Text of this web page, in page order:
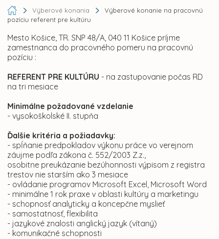
Výberové konania
Výberové konanie na pracovnú
pozíciu referent pre kultúru
Mesto Košice, TR. SNP 48/A, 040 11 Košice príjme
zamestnanca do pracovného pomeru na pracovnú
pozíciu :
REFERENT PRE KULTÚRU - na zastupovanie počas RD
na tri mesiace
Minimálne požadované vzdelanie
- vysokoškolské II. stupňa
Ďalšie kritéria a požiadavky:
- spĺňanie predpokladov výkonu práce vo verejnom
záujme podľa zákona č. 552/2003 Z.z.,
osobitne preukázanie bezúhonnosti výpisom z registra
trestov nie starším ako 3 mesiace
- ovládanie programov Microsoft Excel, Microsoft Word
- minimálne 1 rok praxe v oblasti kultúry a marketingu
- schopnosť analyticky a koncepčne myslieť
- samostatnosť, flexibilita
- jazykové znalosti anglický jazyk (vítaný)
- komunikačné schopnosti